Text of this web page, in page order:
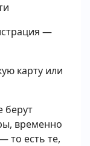
—
карту или
берут
временно
то есть те,